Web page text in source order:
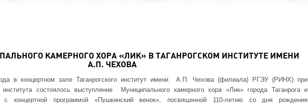
КАМЕРНОГО ХОРА «ЛИК» В ТАГАНРОГСКОМ ИНСТИТУТЕ ИМЕНИ
А.П. ЧЕХОВА
в концертном зале Таганрогского институт имени А.П. Чехова (филиала) РГЭУ (РИНХ) при
состоялось выступление Муниципального камерного хора «Лик» города Таганрога и
с концертной программой «Пушкинский венок», посвященной 110-летию со дня рождения